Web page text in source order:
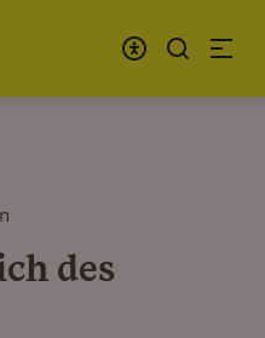
des